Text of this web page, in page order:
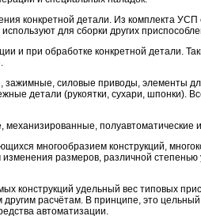
конкретной детали. Из комплекта УСП
для сборки других
и при обработке конкретной детали.
зажимные, силовые приводы, элементы
детали (рукоятки, сухари, шпонки).
полуавтоматические
многообразием конструкций,
размеров, различной степенью
конструкций удельный вес типовых
расчётам. В принципе, это
автоматизации.